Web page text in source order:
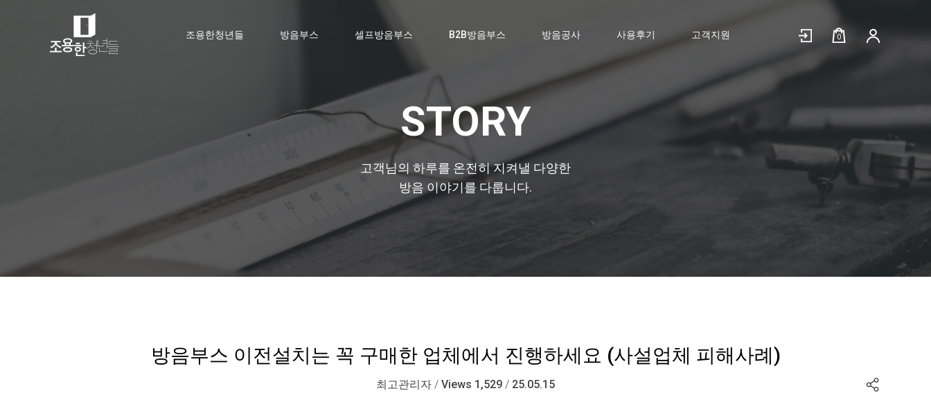
조용한청년들 방음부스 셀프방음부스 B2B방음부스 방음공사 사용후기 고객지원 0
STORY
고객님의 하루를 온전히 지켜낼 다양한
방음 이야기를 다룹니다.
방음부스 이전설치는 꼭 구매한 업체에서 진행하세요 (사설업체 피해사례)
최고관리자 / Views 1,529 / 25.05.15